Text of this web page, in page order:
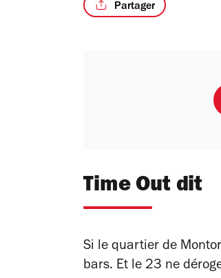
Partager
Time Out dit
Si le quartier de
bars. Et le 23 ne